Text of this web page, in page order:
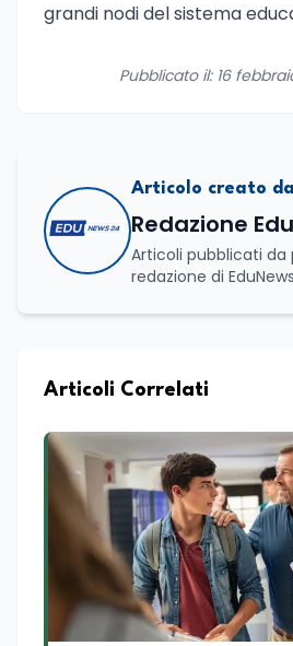
grandi nodi del sistema
Pubblicato il: 16
Articolo creato da
Redazione
Articoli pubblicati da
redazione di
Articoli Correlati